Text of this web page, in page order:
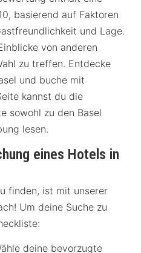
basierend auf Faktoren
und Lage.
von anderen
zu treffen. Entdecke
und buche mit
kannst du die
sowohl zu den Basel
lesen.
eines Hotels in
finden, ist mit unserer
Um deine Suche zu
deine bevorzugte